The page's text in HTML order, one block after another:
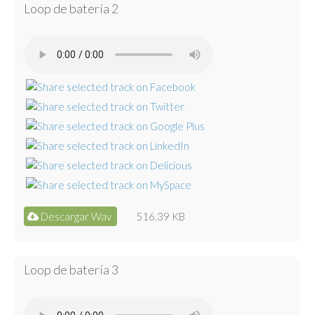
Loop de batería 2
Descargar Wav 516.39 KB
Loop de batería 3